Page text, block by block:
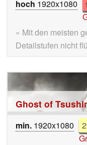
hoch 1920x1080
» Mit den meisten
Detailstufen nicht
Ghost of
min. 1920x1080